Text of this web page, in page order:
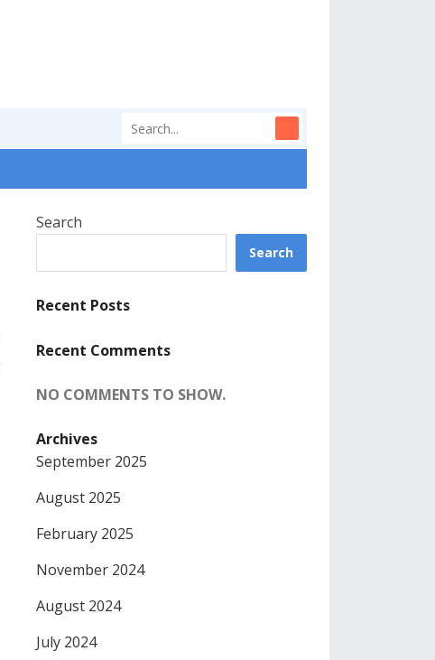
Search
Search
Recent Posts
Recent Comments
NO COMMENTS TO SHOW.
Archives
September 2025
August 2025
February 2025
November 2024
August 2024
July 2024